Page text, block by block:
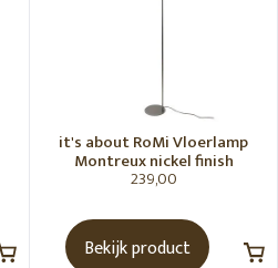
it's about RoMi Vloerlamp
Montreux nickel finish
239,00
Bekijk product